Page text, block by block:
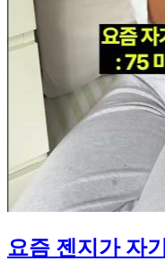
요즘 젠지가 자